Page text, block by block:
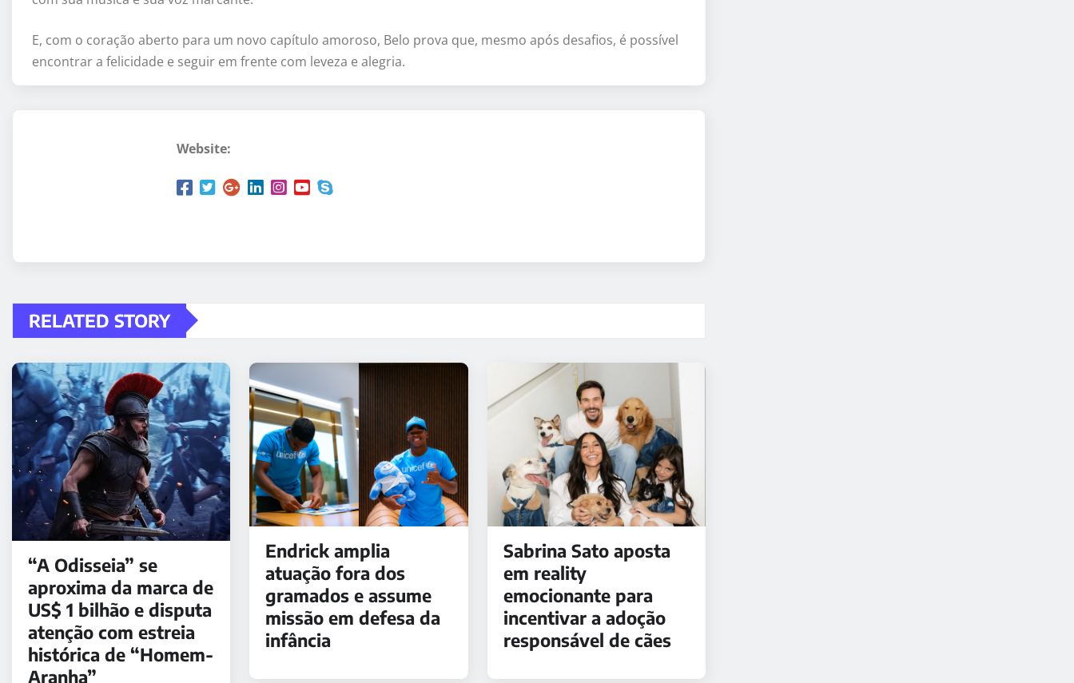
E, com o coração aberto para um novo capítulo amoroso, Belo prova que, mesmo após desafios, é possível
encontrar a felicidade e seguir em frente com leveza e alegria.
Website:
RELATED STORY
“A Odisseia” se
aproxima da marca de
US$ 1 bilhão e disputa
atenção com estreia
histórica de “Homem-
Aranha”
Endrick amplia
atuação fora dos
gramados e assume
missão em defesa da
infância
Sabrina Sato aposta
em reality
emocionante para
incentivar a adoção
responsável de cães